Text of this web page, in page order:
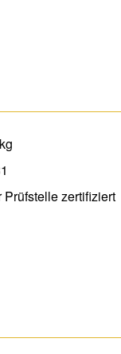
zertifiziert